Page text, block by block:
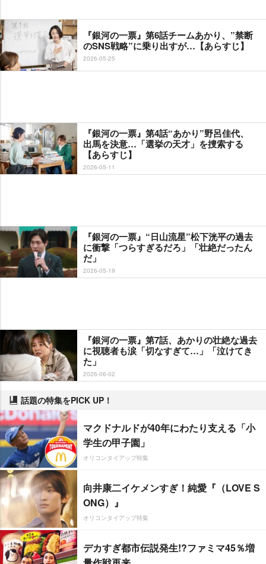
『銀河の一票』第6話チームあかり、”禁断
のSNS戦略”に乗り出すが…【あらすじ】
2026-05-25
『銀河の一票』第4話“あかり”野呂佳代、
出馬を決意…「選挙の天才」を捜索する
【あらすじ】
2026-05-11
『銀河の一票』“日山流星”松下洸平の過去
に衝撃「つらすぎるだろ」「壮絶だったん
だ」
2026-05-19
『銀河の一票』第7話、あかりの壮絶な過去
に視聴者も涙「切なすぎて…」「泣けてき
た」
2026-06-02
話題の特集をPICK UP！
マクドナルドが40年にわたり支える「小
学生の甲子園」
オリコンタイアップ特集
向井康二イケメンすぎ！純愛『（LOVE S
ONG）』
オリコンタイアップ特集
デカすぎ都市伝説発生!?ファミマ45％増